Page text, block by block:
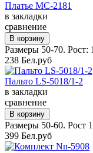
Платье MC-2181
в закладки
сравнение
Размеры 50-70. Рост:
238 Бел.руб
Пальто LS-5018/1-2
в закладки
сравнение
Размеры 50-60. Рост
399 Бел.руб